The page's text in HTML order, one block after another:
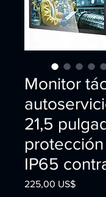
Monitor
21,5
IP65
225,00 US$Precio